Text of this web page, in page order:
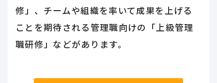
修」、チームや組織を率いて成果を上げる
ことを期待される管理職向けの「上級管理
職研修」などがあります。